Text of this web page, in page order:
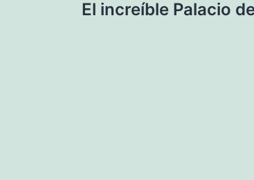
El increíble Palacio